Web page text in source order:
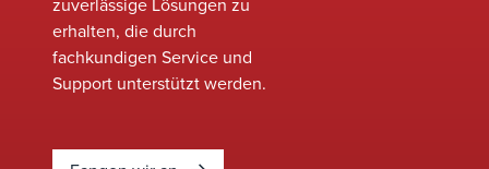
erhalten, die durch
fachkundigen Service und
Support unterstützt werden.